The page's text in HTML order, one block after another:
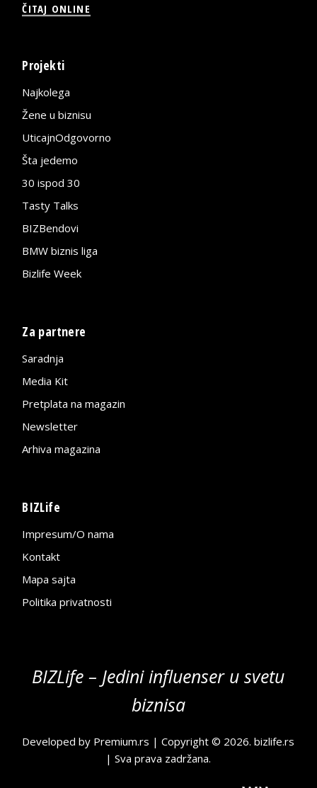
ČITAJ ONLINE
Projekti
Najkolega
Žene u biznisu
UticajnOdgovorno
Šta jedemo
30 ispod 30
Tasty Talks
BIZBendovi
BMW biznis liga
Bizlife Week
Za partnere
Saradnja
Media Kit
Pretplata na magazin
Newsletter
Arhiva magazina
BIZLife
Impresum/O nama
Kontakt
Mapa sajta
Politika privatnosti
BIZLife – Jedini influenser u svetu
biznisa
Developed by Premium.rs | Copyright © 2026.bizlife.rs
| Sva prava zadržana.